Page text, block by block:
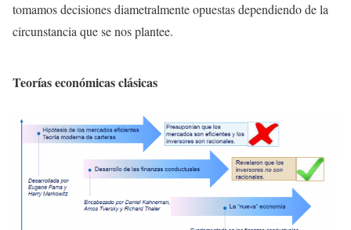
tomamos decisiones diametralmente opuestas dependiendo de la
circunstancia que se nos plantee.
Teorías económicas clásicas